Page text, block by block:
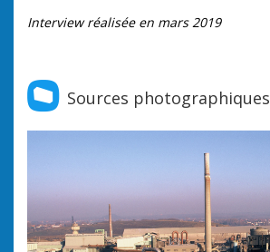
Interview réalisée en mars 2019
Sources photographiques